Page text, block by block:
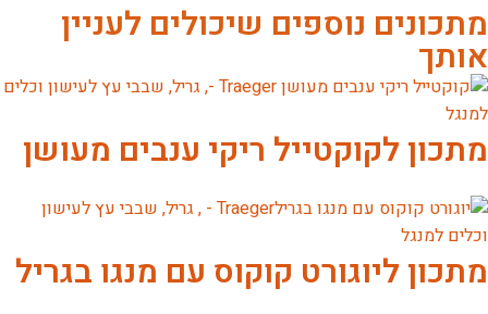
מתכונים נוספים שיכולים לעניין
אותך
מתכון לקוקטייל ריקי ענבים מעושן
מתכון ליוגורט קוקוס עם מנגו בגריל